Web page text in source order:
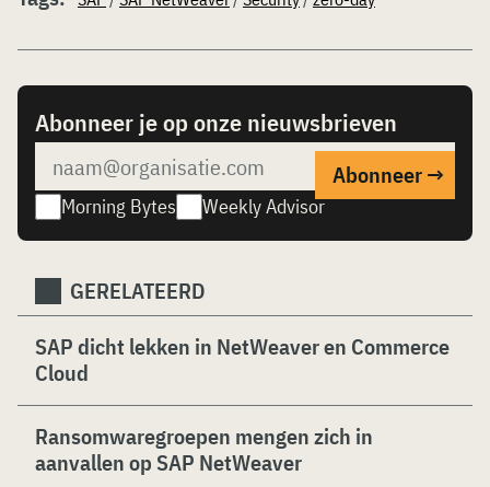
Abonneer je op onze nieuwsbrieven
Morning Bytes Weekly Advisor
GERELATEERD
SAP dicht lekken in NetWeaver en Commerce
Cloud
Ransomwaregroepen mengen zich in
aanvallen op SAP NetWeaver